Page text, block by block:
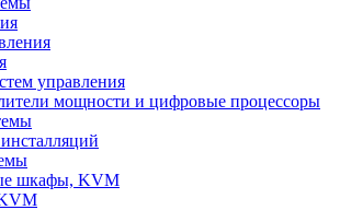
управления
мощности и цифровые процессоры
шкафы, KVM